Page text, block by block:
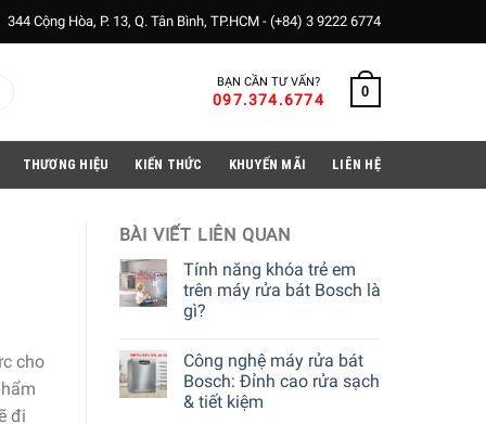
344 Cộng Hòa, P. 13, Q. Tân Bình, TP.HCM - (+84) 3 9222 6774
BẠN CẦN TƯ VẤN?
097.374.6774 0
THƯƠNG HIỆU KIẾN THỨC KHUYẾN MÃI LIÊN HỆ
cho
đi
BÀI VIẾT LIÊN QUAN
Tính năng khóa trẻ em
trên máy rửa bát Bosch là
gì?
Công nghệ máy rửa bát
Bosch: Đỉnh cao rửa sạch
& tiết kiệm